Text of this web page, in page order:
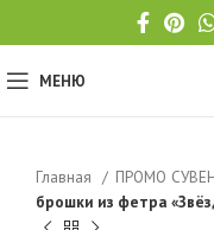
МЕНЮ
Главная ПРОМО
брошки из фетра